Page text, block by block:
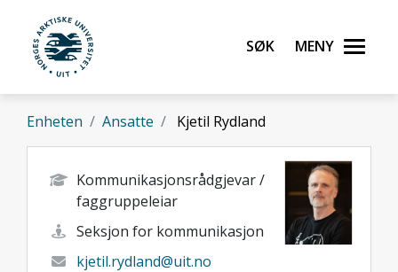
Gå til hovedinnhold
UiT Norges arktiske universitet
Søk Meny
Enheten Ansatte Kjetil Rydland
Kommunikasjonsrådgjevar /
faggruppeleiar
Seksjon for kommunikasjon
kjetil.rydland@uit.no